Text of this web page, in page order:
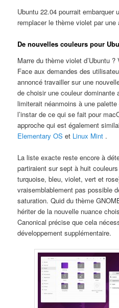
Ubuntu 22.04 pourrait embarquer
remplacer le thème violet par une
De nouvelles couleurs pour
Marre du thème violet d’Ubuntu
Face aux demandes des
annoncé travailler sur une
de choisir une couleur dominante
limiterait néanmoins à une
l’instar de ce qui se fait pour
approche qui est également
Elementary OSet Linux Mint .
La liste exacte reste encore à
partiraient sur sept à huit
turquoise, bleu, violet, vert et
vraisemblablement pas possible
saturation. Quid du thème
hériter de la nouvelle nuance
Canonical précise que cela
développement supplémentaire.